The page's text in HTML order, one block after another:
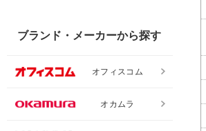
ブランド・メーカーから探す
オフィスコム
オカムラ